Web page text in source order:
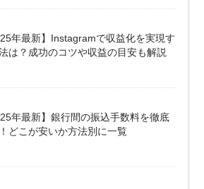
年最新】Instagramで収益化を実現す
は？成功のコツや収益の目安も解説
年最新】銀行間の振込手数料を徹底
どこが安いか方法別に一覧